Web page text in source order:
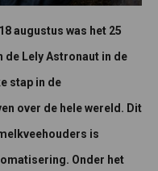
augustus was het 25
de Lely Astronaut in de
stap in de
over de hele wereld. Dit
is
Onder het